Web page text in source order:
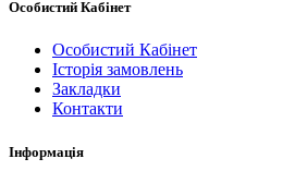
Особистий Кабінет
Особистий Кабінет
Історія замовлень
Закладки
Контакти
Інформація